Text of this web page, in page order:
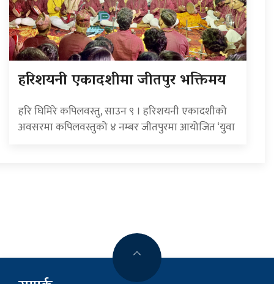
हरिशयनी एकादशीमा जीतपुर भक्तिमय
हरि घिमिरे कपिलवस्तु, साउन ९ । हरिशयनी एकादशीको
अवसरमा कपिलवस्तुको ४ नम्बर जीतपुरमा आयोजित ‘युवा